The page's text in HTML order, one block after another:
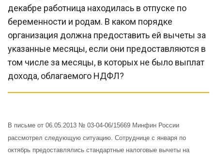
декабре работница находилась в отпуске по
беременности и родам. В каком порядке
организация должна предоставить ей вычеты за
указанные месяцы, если они предоставляются в
том числе за месяцы, в которых не было выплат
дохода, облагаемого НДФЛ?
В письме от 06.05.2013 № 03-04-06/15669 Минфин России
рассмотрел следующую ситуацию. Сотруднице с января по
октябрь предоставлялись стандартные налоговые вычеты на